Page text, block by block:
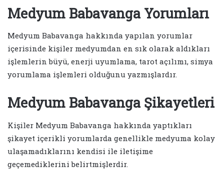
Medyum Babavanga Yorumları
Medyum Babavanga hakkında yapılan yorumlar
içerisinde kişiler medyumdan en sık olarak aldıkları
işlemlerin büyü, enerji uyumlama, tarot açılımı, simya
yorumlama işlemleri olduğunu yazmışlardır.
Medyum Babavanga Şikayetleri
Kişiler Medyum Babavanga hakkında yaptıkları
şikayet içerikli yorumlarda genellikle medyuma kolay
ulaşamadıklarını kendisi ile iletişime
geçemediklerini belirtmişlerdir.